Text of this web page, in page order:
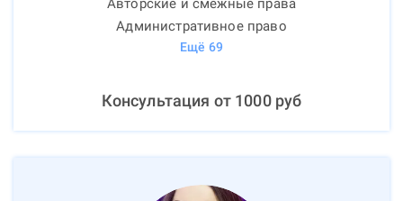
Авторские и смежные права
Административное право
Ещё 69
Консультация от 1000руб